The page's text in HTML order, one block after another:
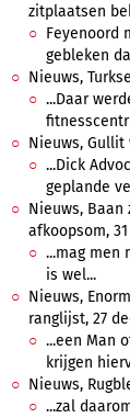
zitplaatsen be
Feyenoord
gebleken
Nieuws,
...Daar
Nieuws, Gullit
...Dick
geplande
Nieuws,
afkoopsom,
...mag men
is wel...
Nieuws,
ranglijst, 27
...een Man
krijgen
Nieuws,
...zal